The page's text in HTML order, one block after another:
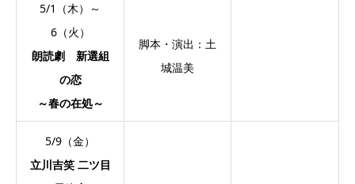
5/1（木）～
6（火）
朗読劇 新選組
の恋
～春の在処～
脚本・演出：土
城温美
5/9（金）
立川吉笑 二ツ目